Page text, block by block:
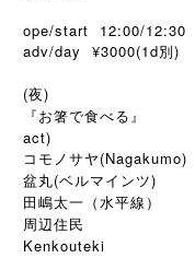
ope/start 12:00/12:30
adv/day ¥3000(1d別 )
(夜)
『お箸で食べる』
act)
コモノサヤ(Nagakumo)
盆丸(ベルマインツ)
田嶋太一（水平線）
周辺住民
Kenkouteki